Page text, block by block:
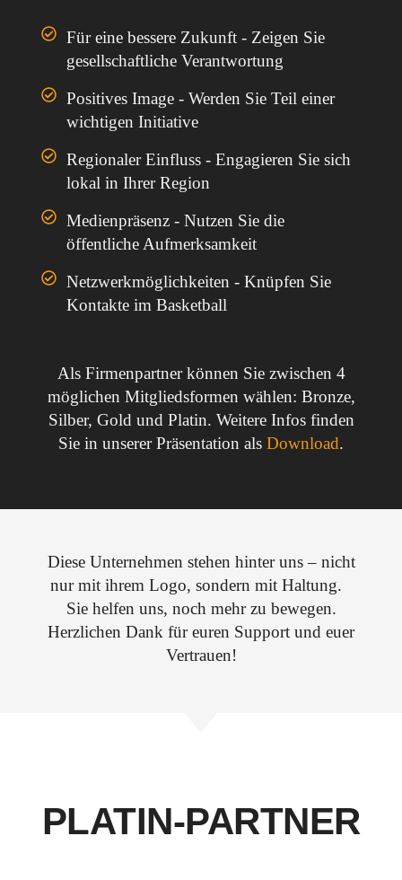
Für eine bessere Zukunft - Zeigen Sie
gesellschaftliche Verantwortung
Positives Image - Werden Sie Teil einer
wichtigen Initiative
Regionaler Einfluss - Engagieren Sie sich
lokal in Ihrer Region
Medienpräsenz - Nutzen Sie die
öffentliche Aufmerksamkeit
Netzwerkmöglichkeiten - Knüpfen Sie
Kontakte im Basketball
Als Firmenpartner können Sie zwischen 4
möglichen Mitgliedsformen wählen: Bronze,
Silber, Gold und Platin. Weitere Infos finden
Sie in unserer Präsentation als Download.
Diese Unternehmen stehen hinter uns – nicht
nur mit ihrem Logo, sondern mit Haltung.
Sie helfen uns, noch mehr zu bewegen.
Herzlichen Dank für euren Support und euer
Vertrauen!
PLATIN-PARTNER